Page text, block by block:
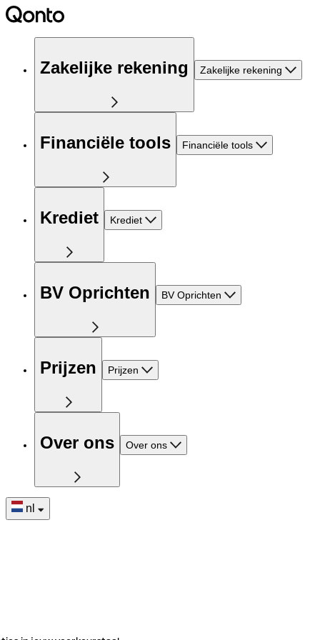
Zakelijke rekening Zakelijke rekening
Financiële tools Financiële tools
Krediet Krediet
BV Oprichten BV Oprichten
Prijzen Prijzen
Over ons Over ons
nl